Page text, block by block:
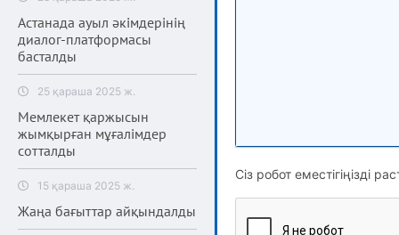
Астанада ауыл әкімдерінің
диалог-платформасы
басталды
25 қараша 2025 ж.
Мемлекет қаржысын
жымқырған мұғалімдер
сотталды
15 қараша 2025 ж.
Жаңа бағыттар айқындалды
Сіз робот еместігіңізді